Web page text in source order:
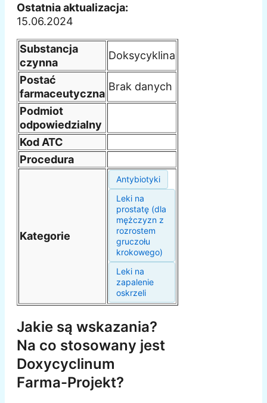
Ostatnia aktualizacja:
15.06.2024
Substancja
czynna
Doksycyklina
Postać
farmaceutyczna
Brak danych
Podmiot
odpowiedzialny
Kod ATC
Procedura
Kategorie
Antybiotyki
Leki na
prostatę (dla
mężczyzn z
rozrostem
gruczołu
krokowego)
Leki na
zapalenie
oskrzeli
Jakie są wskazania?
Na co stosowany jest
Doxycyclinum
Farma-Projekt?